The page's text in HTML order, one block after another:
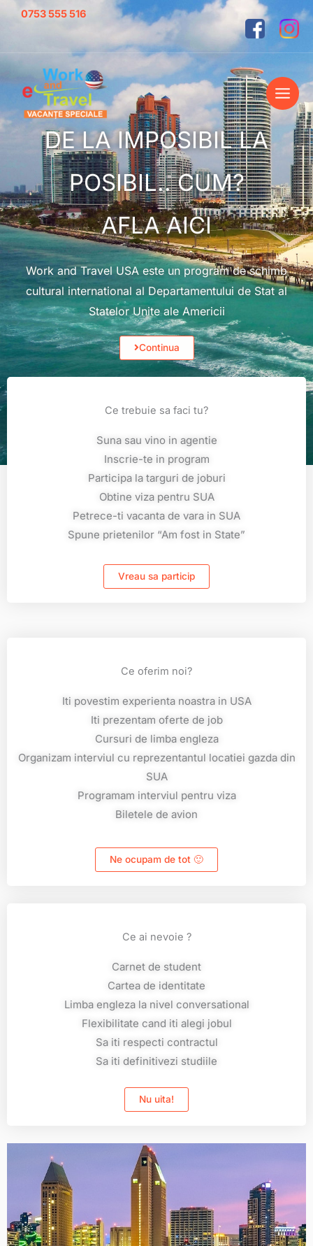
0753 555 516
DE LA IMPOSIBIL LA
POSIBIL.. CUM?
AFLA AICI
Work and Travel USA este un program de schimb
cultural international al Departamentului de Stat al
Statelor Unite ale Americii
Continua
Ce trebuie sa faci tu?
Suna sau vino in agentie
Inscrie-te in program
Participa la targuri de joburi
Obtine viza pentru SUA
Petrece-ti vacanta de vara in SUA
Spune prietenilor “Am fost in State”
Vreau sa particip
Ce oferim noi?
Iti povestim experienta noastra in USA
Iti prezentam oferte de job
Cursuri de limba engleza
Organizam interviul cu reprezentantul locatiei gazda din
SUA
Programam interviul pentru viza
Biletele de avion
Ne ocupam de tot 🙂
Ce ai nevoie ?
Carnet de student
Cartea de identitate
Limba engleza la nivel conversational
Flexibilitate cand iti alegi jobul
Sa iti respecti contractul
Sa iti definitivezi studiile
Nu uita!